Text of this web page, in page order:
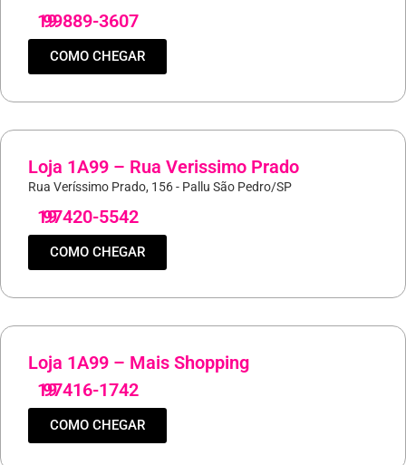
19
99889-3607
COMO CHEGAR
Loja 1A99 – Rua Verissimo Prado
Rua Veríssimo Prado, 156 - Pallu São Pedro/SP
19
97420-5542
COMO CHEGAR
Loja 1A99 – Mais Shopping
19
97416-1742
COMO CHEGAR